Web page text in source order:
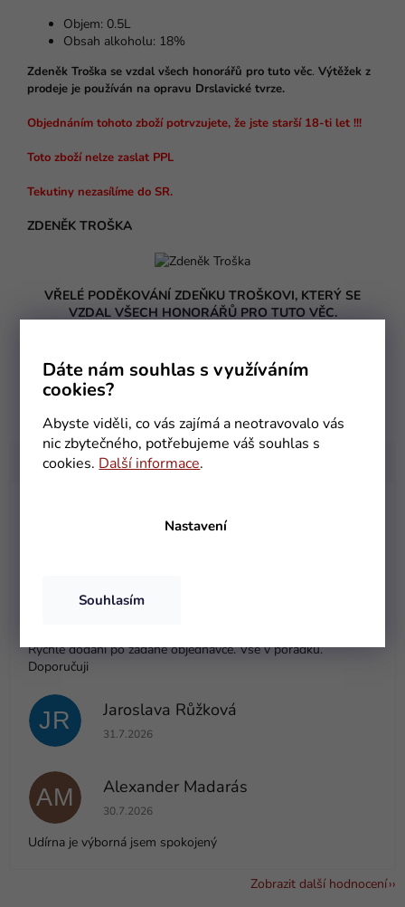
Dáte nám souhlas s využíváním
cookies?
Abyste viděli, co vás zajímá a neotravovalo vás
nic zbytečného, potřebujeme váš souhlas s
cookies. Další informace.
Nastavení
Souhlasím
Objem: 0.5L
Obsah alkoholu: 18%
Zdeněk Troška se vzdal všech honorářů pro tuto věc. Výtěžek z
prodeje je používán na opravu Drslavické tvrze.
Objednáním tohoto zboží potrvzujete, že jste starší 18-ti let !!!
Toto zboží nelze zaslat PPL
Tekutiny nezasílíme do SR.
ZDENĚK TROŠKA
VŘELÉ PODĚKOVÁNÍ ZDEŇKU TROŠKOVI, KTERÝ SE
VZDAL VŠECH HONORÁŘŮ PRO TUTO VĚC.
Helena Pöschková
Olga Urbánková
Rychlé dodání po zadané objednávce. Vše v pořádku.
Doporučuji
JR Jaroslava Růžková
Hodnocení obchodu je 5 z 5 hvězdiček.
31.7.2026
AM Alexander Madarás
Hodnocení obchodu je 5 z 5 hvězdiček.
30.7.2026
Udírna je výborná jsem spokojený
Zobrazit další hodnocení